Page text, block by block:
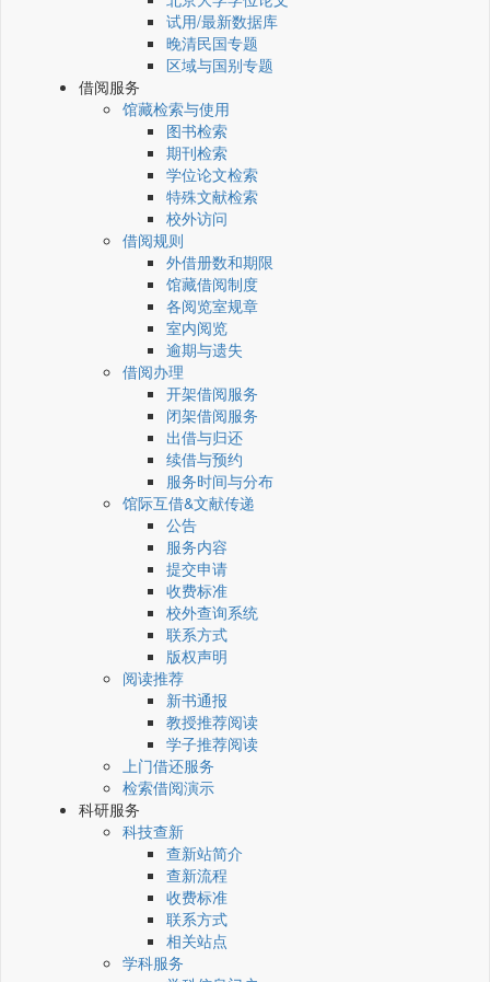
试用/最新数据库
晚清民国专题
区域与国别专题
借阅服务
馆藏检索与使用
图书检索
期刊检索
学位论文检索
特殊文献检索
校外访问
借阅规则
外借册数和期限
馆藏借阅制度
各阅览室规章
室内阅览
逾期与遗失
借阅办理
开架借阅服务
闭架借阅服务
出借与归还
续借与预约
服务时间与分布
馆际互借&文献传递
公告
服务内容
提交申请
收费标准
校外查询系统
联系方式
版权声明
阅读推荐
新书通报
教授推荐阅读
学子推荐阅读
上门借还服务
检索借阅演示
科研服务
科技查新
查新站简介
查新流程
收费标准
联系方式
相关站点
学科服务